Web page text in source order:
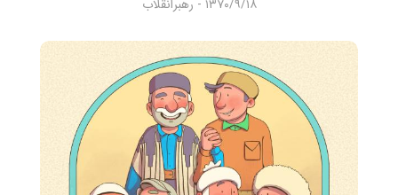
جستجو
جستجو
۱۳۷۰/۹/۱۸ - رهبرانقلاب